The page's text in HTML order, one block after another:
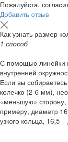
Пожалуйста,
Добавить отзыв
Как узнать размер
1 способ
С помощью линейки
внутренней
Если вы
колечко (2-6 мм),
«меньшую»
примеру, диаметр
узкого кольца, 16,5